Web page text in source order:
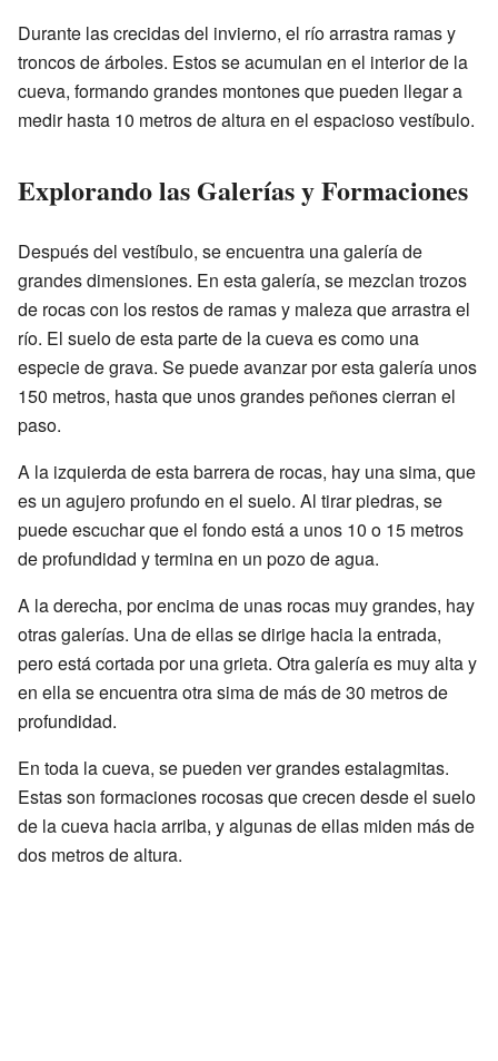
Durante las crecidas del invierno, el río arrastra ramas y
troncos de árboles. Estos se acumulan en el interior de la
cueva, formando grandes montones que pueden llegar a
medir hasta 10 metros de altura en el espacioso vestíbulo.
Explorando las Galerías y Formaciones
Después del vestíbulo, se encuentra una galería de
grandes dimensiones. En esta galería, se mezclan trozos
de rocas con los restos de ramas y maleza que arrastra el
río. El suelo de esta parte de la cueva es como una
especie de grava. Se puede avanzar por esta galería unos
150 metros, hasta que unos grandes peñones cierran el
paso.
A la izquierda de esta barrera de rocas, hay una sima, que
es un agujero profundo en el suelo. Al tirar piedras, se
puede escuchar que el fondo está a unos 10 o 15 metros
de profundidad y termina en un pozo de agua.
A la derecha, por encima de unas rocas muy grandes, hay
otras galerías. Una de ellas se dirige hacia la entrada,
pero está cortada por una grieta. Otra galería es muy alta y
en ella se encuentra otra sima de más de 30 metros de
profundidad.
En toda la cueva, se pueden ver grandes estalagmitas.
Estas son formaciones rocosas que crecen desde el suelo
de la cueva hacia arriba, y algunas de ellas miden más de
dos metros de altura.